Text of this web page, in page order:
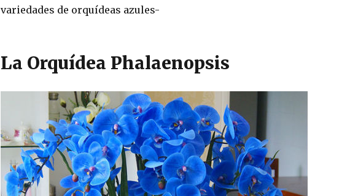
variedades de orquídeas azules-
La Orquídea Phalaenopsis